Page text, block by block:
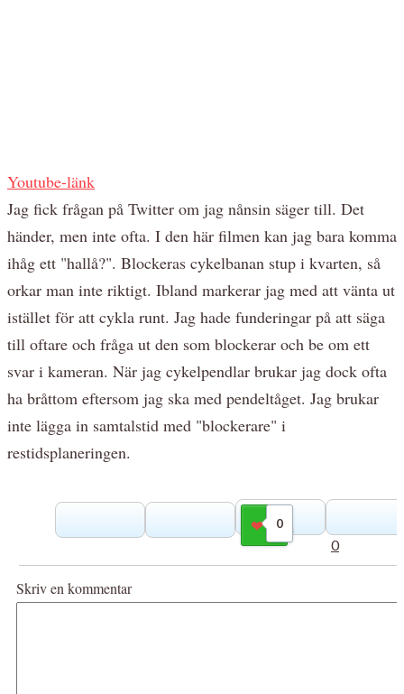
Youtube-länk
Jag fick frågan på Twitter om jag nånsin säger till. Det
händer, men inte ofta. I den här filmen kan jag bara komma
ihåg ett "hallå?". Blockeras cykelbanan stup i kvarten, så
orkar man inte riktigt. Ibland markerar jag med att vänta ut
istället för att cykla runt. Jag hade funderingar på att säga
till oftare och fråga ut den som blockerar och be om ett
svar i kameran. När jag cykelpendlar brukar jag dock ofta
ha bråttom eftersom jag ska med pendeltåget. Jag brukar
inte lägga in samtalstid med "blockerare" i
restidsplaneringen.
0
Gilla
0
Skriv en kommentar